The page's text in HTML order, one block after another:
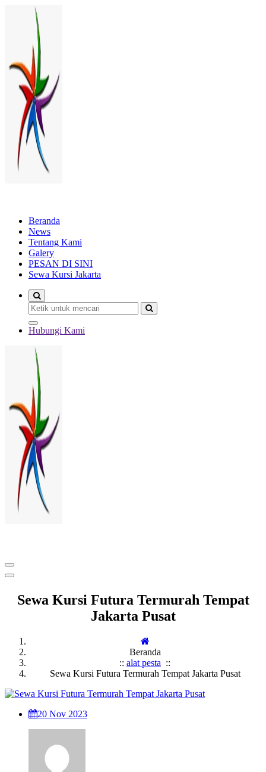
Beranda
News
Tentang Kami
Galery
PESAN DI SINI
Sewa Kursi Jakarta
Hubungi Kami
Sewa Kursi Futura Termurah Tempat
Jakarta Pusat
Beranda
:: alat pesta ::
Sewa Kursi Futura Termurah Tempat Jakarta Pusat
20 Nov 2023